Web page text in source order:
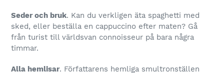
Seder och bruk. Kan du verkligen äta spaghetti med
sked, eller beställa en cappuccino efter maten? Gå
från turist till världsvan connoisseur på bara några
timmar.
Alla hemlisar. Författarens hemliga smultronställen